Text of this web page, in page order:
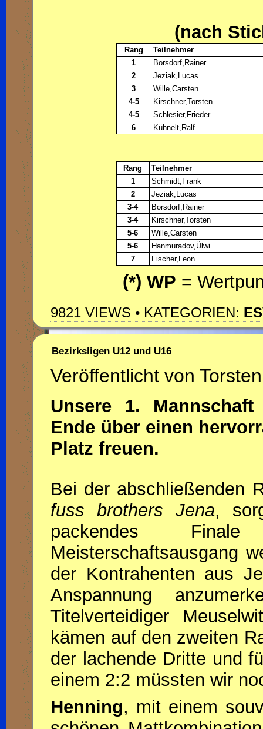
(nach
Rang
Teilnehmer
1
Borsdorf,Rainer
2
Jeziak,Lucas
3
Wille,Carsten
4-5
Kirschner,Torsten
4-5
Schlesier,Frieder
6
Kühnelt,Ralf
Rang
Teilnehmer
1
Schmidt,Frank
2
Jeziak,Lucas
3-4
Borsdorf,Rainer
3-4
Kirschner,Torsten
5-6
Wille,Carsten
5-6
Hanmuradov,Ülwi
7
Fischer,Leon
(*) WP =
9821 VIEWS • KATEGORIEN:
Bezirksligen U12 und U16
Veröffentlicht von Torsten
Unsere 1.
Ende über einen
Platz freuen.
Bei der abschließenden
fuss brothers Jena,
packendes
Meisterschaftsausgang
der Kontrahenten aus
Anspannung
Titelverteidiger
kämen auf den zweiten
der lachende Dritte und
einem 2:2 müssten wir
Henning, mit einem